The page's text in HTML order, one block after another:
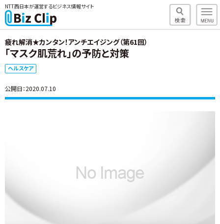
NTT西日本が運営するビジネス情報サイト
疲れ解消★カンタン！アンチエイジング（第61回）
「マスク肌荒れ」の予防と対策
ヘルスケア
公開日：2020.07.10